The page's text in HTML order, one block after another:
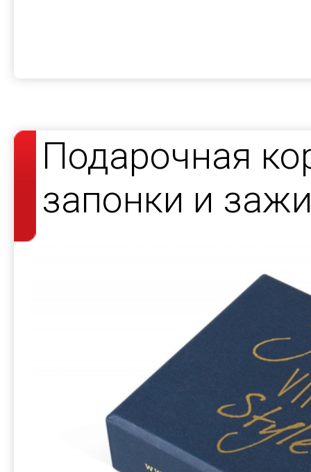
Подарочная
запонки и